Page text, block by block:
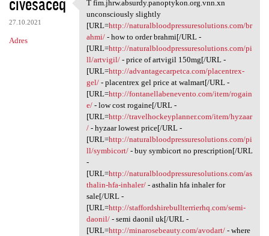
27.10.2021
Adres
T fim.jhrw.absurdy.panoptykon
T fim.jhrw.absurdy.panoptykon.org.vnn.xn
unconsciously slightly
[URL=http://naturalbloodpressuresolutions.com/br
ahmi/- how to order brahmi[/URL -
[URL=http://naturalbloodpressuresolutions.com/pi
ll/artvigil/- price of artvigil 150mg[/URL -
[URL=http://advantagecarpetca.com/placentrex-
gel/- placentrex gel price at walmart[/URL -
[URL=http://fontanellabenevento.com/item/rogain
e/- low cost rogaine[/URL -
[URL=http://travelhockeyplanner.com/item/hyzaar
/- hyzaar lowest price[/URL -
[URL=http://naturalbloodpressuresolutions.com/pi
ll/symbicort/- buy symbicort no prescription[/URL
-
[URL=http://naturalbloodpressuresolutions.com/as
thalin-hfa-inhaler/- asthalin hfa inhaler for
sale[/URL -
[URL=http://staffordshirebullterrierhq.com/semi-
daonil/- semi daonil uk[/URL -
[URL=http://minarosebeauty.com/avodart/- where